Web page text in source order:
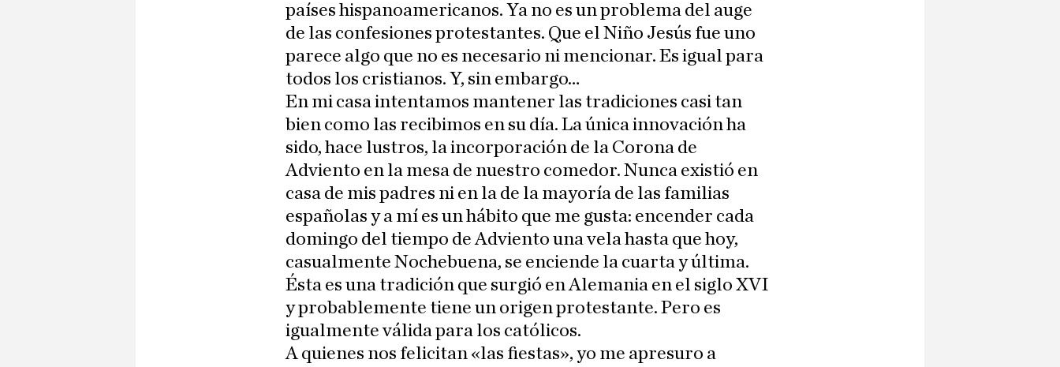
países hispanoamericanos. Ya no es un problema del auge
de las confesiones protestantes. Que el Niño Jesús fue uno
parece algo que no es necesario ni mencionar. Es igual para
todos los cristianos. Y, sin embargo…
En mi casa intentamos mantener las tradiciones casi tan
bien como las recibimos en su día. La única innovación ha
sido, hace lustros, la incorporación de la Corona de
Adviento en la mesa de nuestro comedor. Nunca existió en
casa de mis padres ni en la de la mayoría de las familias
españolas y a mí es un hábito que me gusta: encender cada
domingo del tiempo de Adviento una vela hasta que hoy,
casualmente Nochebuena, se enciende la cuarta y última.
Ésta es una tradición que surgió en Alemania en el siglo XVI
y probablemente tiene un origen protestante. Pero es
igualmente válida para los católicos.
A quienes nos felicitan «las fiestas», yo me apresuro a